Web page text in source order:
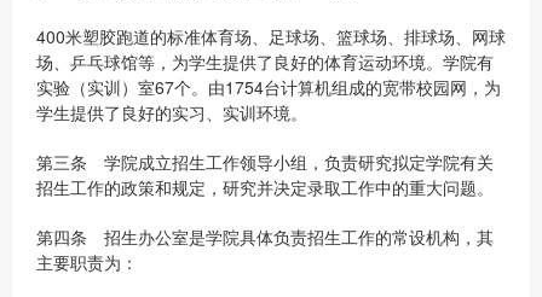
400米塑胶跑道的标准体育场、足球场、篮球场、排球场、网球
场、乒乓球馆等，为学生提供了良好的体育运动环境。学院有
实验（实训）室67个。由1754台计算机组成的宽带校园网，为
学生提供了良好的实习、实训环境。
第三条 学院成立招生工作领导小组，负责研究拟定学院有关
招生工作的政策和规定，研究并决定录取工作中的重大问题。
第四条 招生办公室是学院具体负责招生工作的常设机构，其
主要职责为：